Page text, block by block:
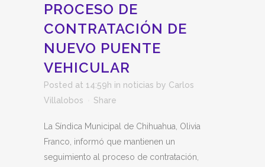
PROCESO DE
CONTRATACIÓN DE
NUEVO PUENTE
VEHICULAR
Posted at 14:59h in noticias by Carlos
Villalobos
Share
La Síndica Municipal de Chihuahua, Olivia
Franco, informó que mantienen un
seguimiento al proceso de contratación,